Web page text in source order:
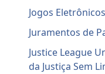
Jogos
Juramentos de
Justice League
da Justiça Sem